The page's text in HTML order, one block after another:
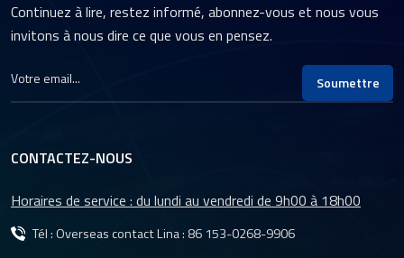
Continuez à lire, restez informé, abonnez-vous et nous vous
invitons à nous dire ce que vous en pensez.
Soumettre
CONTACTEZ-NOUS
Horaires de service : du lundi au vendredi de 9h00 à 18h00
Tél : Overseas contact Lina : 86 153-0268-9906